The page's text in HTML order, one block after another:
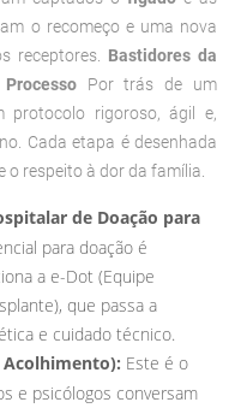
o recomeço e uma nova
receptores.
Bastidores da
Por trás de um
protocolo rigoroso, ágil e,
Cada etapa é desenhada
respeito à dor da família.
de Doação para
para doação é
a e-Dot (Equipe
que passa a
e cuidado técnico.
Este é o
e psicólogos conversam